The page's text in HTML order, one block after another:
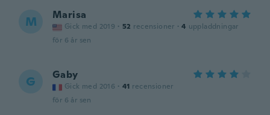
M Marisa
Gick med 2019 · 52 recensioner · 4 uppladdningar
för 6 år sen
G Gaby
Gick med 2016 · 41 recensioner
för 6 år sen